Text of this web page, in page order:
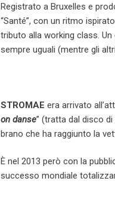
Registrato a Bruxelles e
“Santé”, con un ritmo
tributo alla working class.
sempre uguali (mentre gli
STROMAE era arrivato
on danse” (tratta dal disco di
brano che ha raggiunto la
È nel 2013 però con la
successo mondiale